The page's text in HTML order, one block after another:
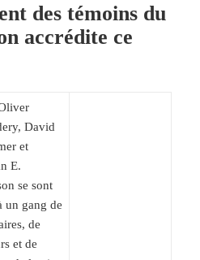
des témoins du
accrédite ce
David
et
E.
se sont
un gang de
de
et de